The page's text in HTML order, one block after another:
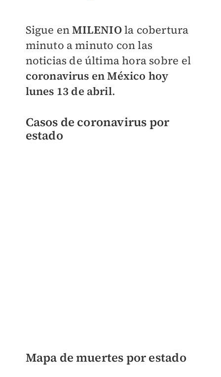
Sigue enMILENIOla cobertura
minuto a minuto con las
noticias de última hora sobre el
coronavirus en México hoy
lunes 13 de abril.
Casos de coronavirus por
estado
Mapa de muertes por estado